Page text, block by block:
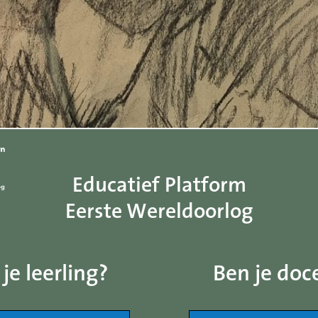
Educatief Platform
Eerste Wereldoorlog
je leerling? Ben je